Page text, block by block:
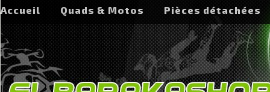
Accueil Quads & Motos Pièces détachées